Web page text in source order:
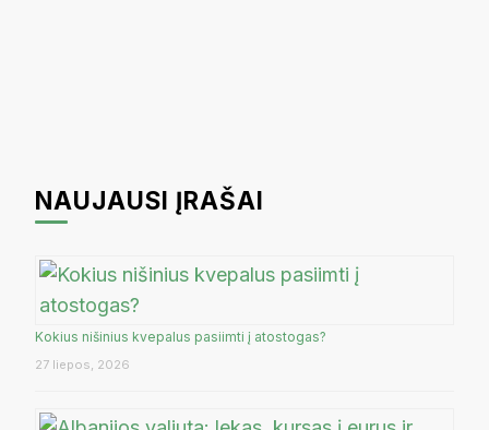
NAUJAUSI ĮRAŠAI
Kokius nišinius kvepalus pasiimti į atostogas?
27 liepos, 2026